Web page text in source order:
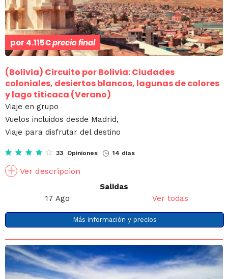
por 4.115€precio final
(Bolivia) Circuito por Bolivia: Ciudades
coloniales, desiertos blancos, lagunas de colores
y lago titicaca (Verano)
Viaje en grupo
Vuelos incluidos desde Madrid,
Viaje para disfrutar del destino
33 Opiniones 14 días
Ver descripción
Salidas
17 Ago
Ver todas
Más información y precios